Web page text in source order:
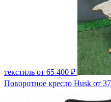
текстиль от 65 400 ₽
Поворотное кресло Husk от